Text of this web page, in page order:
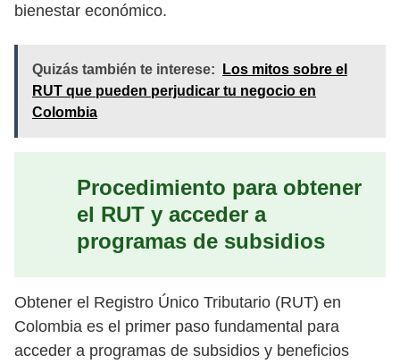
bienestar económico.
Quizás también te interese:
Los mitos sobre el
RUT que pueden perjudicar tu negocio en
Colombia
Procedimiento para obtener
el RUT y acceder a
programas de subsidios
Obtener el Registro Único Tributario (RUT) en
Colombia es el primer paso fundamental para
acceder a programas de subsidios y beneficios